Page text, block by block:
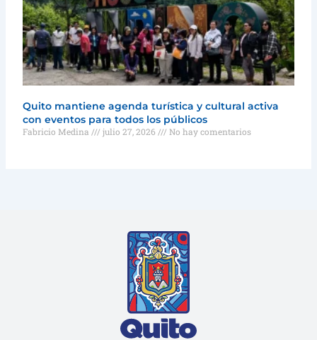
Quito mantiene agenda turística y cultural activa
con eventos para todos los públicos
Fabricio Medina julio 27, 2026 No hay comentarios